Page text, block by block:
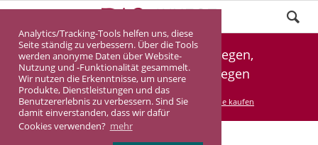
Analytics/Tracking-Tools helfen uns, diese
Seite ständig zu verbessern. Über die Tools
werden anonyme Daten über Website-
Nutzung und -Funktionalität gesammelt.
Wir nutzen die Erkenntnisse, um unsere
Produkte, Dienstleistungen und das
Benutzererlebnis zu verbessern. Sind Sie
damit einverstanden, dass wir dafür
Cookies verwenden? mehr
Denkmalimmobilie Gardelegen,
Denkmalwohnung Gardelegen
DASINVEST Service Denkmalimmobilie kaufen